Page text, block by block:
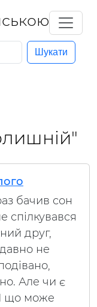
Шукати
бачив сон
спілкувався
друг,
не
Але чи є
що може